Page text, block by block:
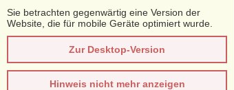
Sie betrachten gegenwärtig eine Version der
Website, die für mobile Geräte optimiert wurde.
Zur Desktop-Version
Hinweis nicht mehr anzeigen